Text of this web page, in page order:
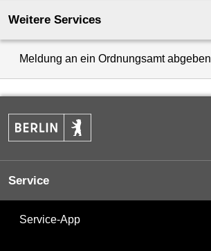
Weitere Services
Meldung an ein Ordnungsamt abgeben
Service
Service-App